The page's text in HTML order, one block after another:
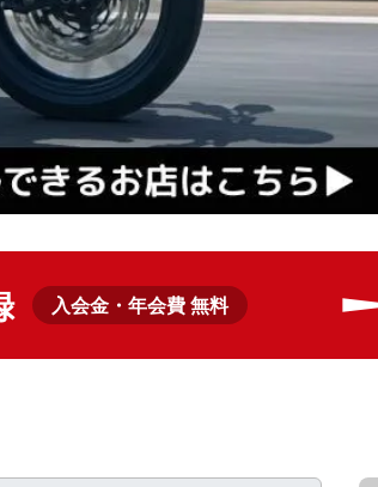
入会金・年会費 無料